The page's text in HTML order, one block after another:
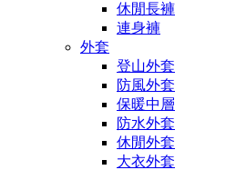
休閒長褲
連身褲
外套
登山外套
防風外套
保暖中層
防水外套
休閒外套
大衣外套